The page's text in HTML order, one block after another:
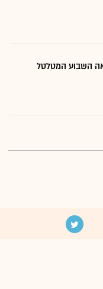
השבוע המטלטל